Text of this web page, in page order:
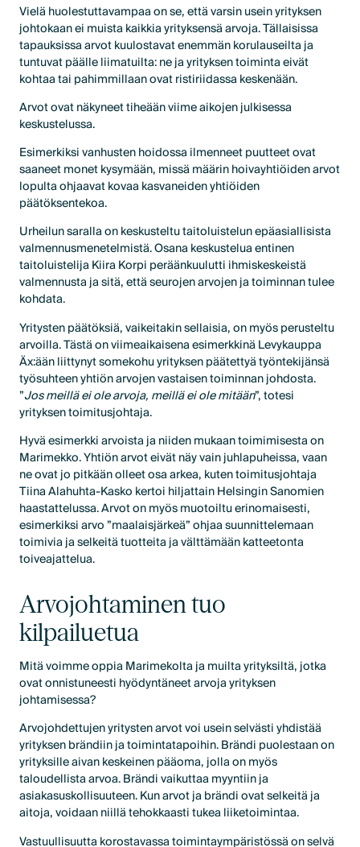
Vielä huolestuttavampaa on se, että varsin usein yrityksen
johtokaan ei muista kaikkia yrityksensä arvoja. Tällaisissa
tapauksissa arvot kuulostavat enemmän korulauseilta ja
tuntuvat päälle liimatuilta: ne ja yrityksen toiminta eivät
kohtaa tai pahimmillaan ovat ristiriidassa keskenään.
Arvot ovat näkyneet tiheään viime aikojen julkisessa
keskustelussa.
Esimerkiksi vanhusten hoidossa ilmenneet puutteet ovat
saaneet monet kysymään, missä määrin hoivayhtiöiden arvot
lopulta ohjaavat kovaa kasvaneiden yhtiöiden
päätöksentekoa.
Urheilun saralla on keskusteltu taitoluistelun epäasiallisista
valmennusmenetelmistä. Osana keskustelua entinen
taitoluistelija Kiira Korpi peräänkuulutti ihmiskeskeistä
valmennusta ja sitä, että seurojen arvojen ja toiminnan tulee
kohdata.
Yritysten päätöksiä, vaikeitakin sellaisia, on myös perusteltu
arvoilla. Tästä on viimeaikaisena esimerkkinä Levykauppa
Äx:ään liittynyt somekohu yrityksen päätettyä työntekijänsä
työsuhteen yhtiön arvojen vastaisen toiminnan johdosta.
”Jos meillä ei ole arvoja, meillä ei ole mitään”, totesi
yrityksen toimitusjohtaja.
Hyvä esimerkki arvoista ja niiden mukaan toimimisesta on
Marimekko. Yhtiön arvot eivät näy vain juhlapuheissa, vaan
ne ovat jo pitkään olleet osa arkea, kuten toimitusjohtaja
Tiina Alahuhta-Kasko kertoi hiljattain Helsingin Sanomien
haastattelussa. Arvot on myös muotoiltu erinomaisesti,
esimerkiksi arvo ”maalaisjärkeä” ohjaa suunnittelemaan
toimivia ja selkeitä tuotteita ja välttämään katteetonta
toiveajattelua.
Arvojohtaminen tuo
kilpailuetua
Mitä voimme oppia Marimekolta ja muilta yrityksiltä, jotka
ovat onnistuneesti hyödyntäneet arvoja yrityksen
johtamisessa?
Arvojohdettujen yritysten arvot voi usein selvästi yhdistää
yrityksen brändiin ja toimintatapoihin. Brändi puolestaan on
yrityksille aivan keskeinen pääoma, jolla on myös
taloudellista arvoa. Brändi vaikuttaa myyntiin ja
asiakasuskollisuuteen. Kun arvot ja brändi ovat selkeitä ja
aitoja, voidaan niillä tehokkaasti tukea liiketoimintaa.
Vastuullisuutta korostavassa toimintaympäristössä on selvä